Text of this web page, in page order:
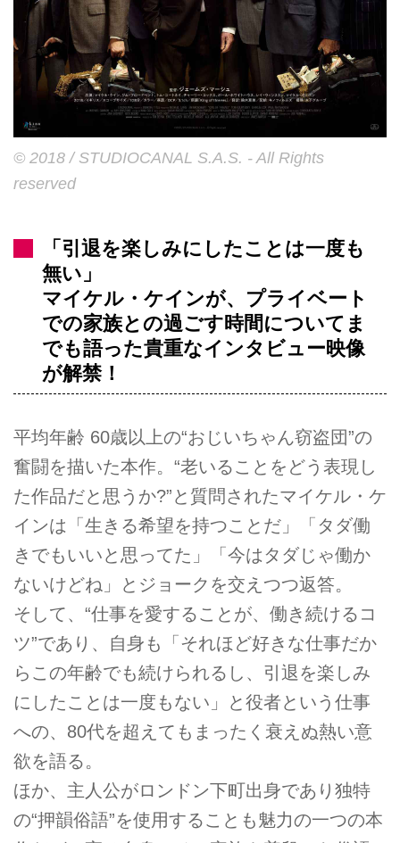
© 2018 / STUDIOCANAL S.A.S. - All Rights
reserved
「引退を楽しみにしたことは一度も
無い」
マイケル・ケインが、プライベート
での家族との過ごす時間についてま
でも語った貴重なインタビュー映像
が解禁！
平均年齢 60歳以上の“おじいちゃん窃盗団”の
奮闘を描いた本作。“老いることをどう表現し
た作品だと思うか?”と質問されたマイケル・ケ
インは「生きる希望を持つことだ」「タダ働
きでもいいと思ってた」「今はタダじゃ働か
ないけどね」とジョークを交えつつ返答。
そして、“仕事を愛することが、働き続けるコ
ツ”であり、自身も「それほど好きな仕事だか
らこの年齢でも続けられるし、引退を楽しみ
にしたことは一度もない」と役者という仕事
への、80代を超えてもまったく衰えぬ熱い意
欲を語る。
ほか、主人公がロンドン下町出身であり独特
の“押韻俗語”を使用することも魅力の一つの本